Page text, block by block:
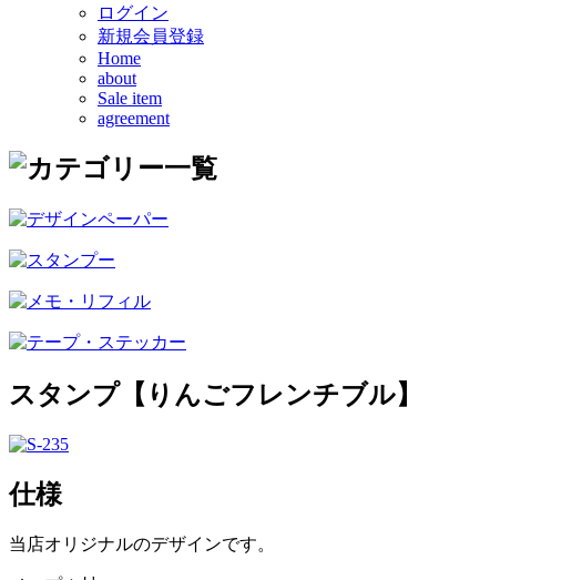
ログイン
新規会員登録
Home
about
Sale item
agreement
スタンプ【りんごフレンチブル】
仕様
当店オリジナルのデザインです。